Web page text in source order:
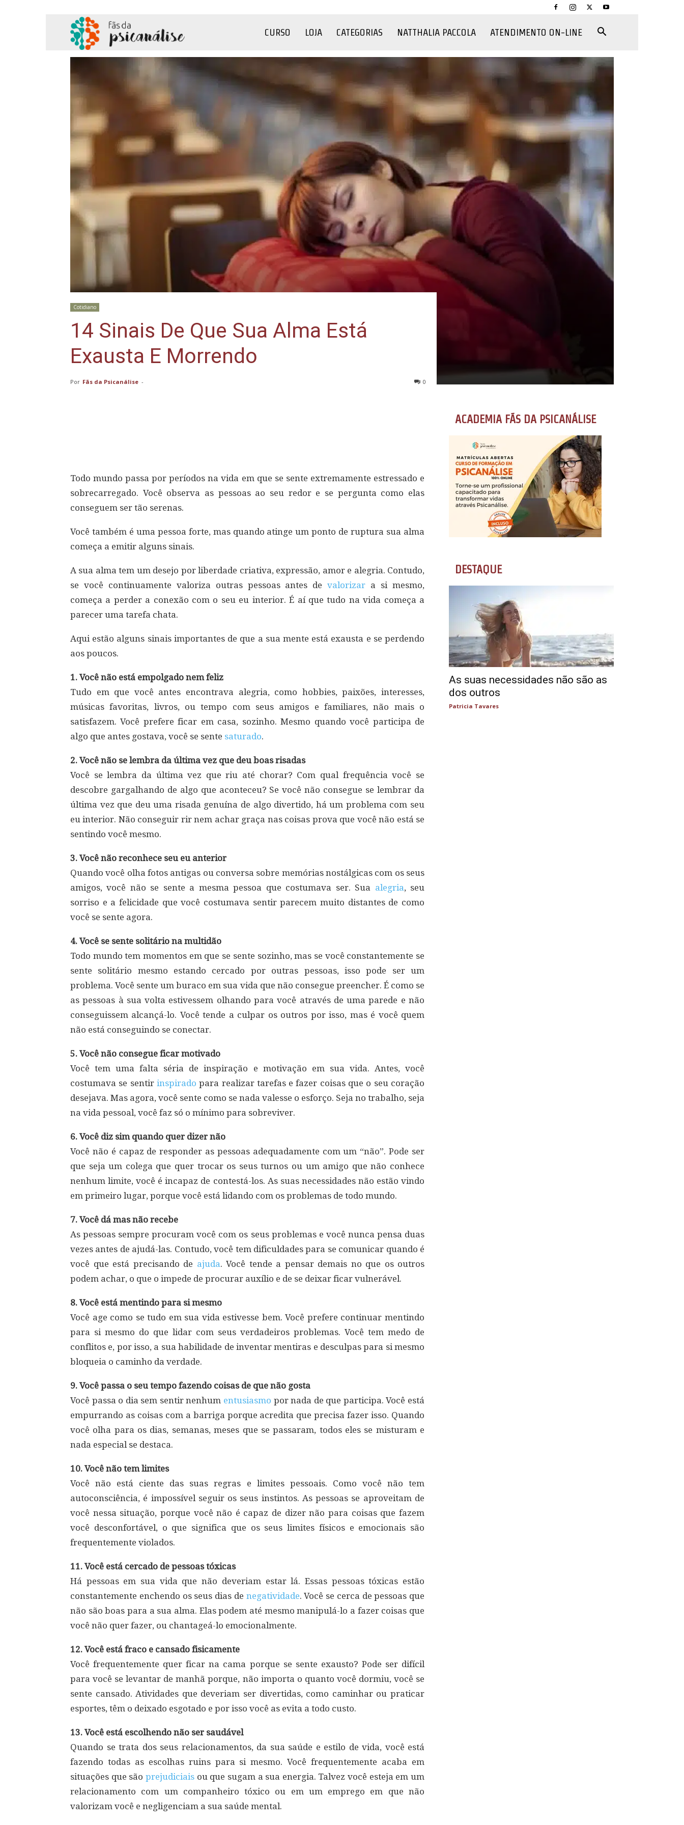
da
CURSO LOJA CATEGORIAS NATTHALIA PACCOLA ATENDIMENTO ON-LINE
Cotidiano
14 Sinais De Que Sua Alma Está
Exausta E Morrendo
Por Fãs da Psicanálise - 0
Todo mundo passa por períodos na vida em que se sente extremamente estressado e
sobrecarregado. Você observa as pessoas ao seu redor e se pergunta como elas
conseguem ser tão serenas.
Você também é uma pessoa forte, mas quando atinge um ponto de ruptura sua alma
começa a emitir alguns sinais.
A sua alma tem um desejo por liberdade criativa, expressão, amor e alegria. Contudo,
se você continuamente valoriza outras pessoas antes devalorizar a si mesmo,
começa a perder a conexão com o seu eu interior. É aí que tudo na vida começa a
parecer uma tarefa chata.
Aqui estão alguns sinais importantes de que a sua mente está exausta e se perdendo
aos poucos.
1. Você não está empolgado nem feliz
Tudo em que você antes encontrava alegria, como hobbies, paixões, interesses,
músicas favoritas, livros, ou tempo com seus amigos e familiares, não mais o
satisfazem. Você prefere ficar em casa, sozinho. Mesmo quando você participa de
algo que antes gostava, você se sente saturado.
2. Você não se lembra da última vez que deu boas risadas
Você se lembra da última vez que riu até chorar? Com qual frequência você se
descobre gargalhando de algo que aconteceu? Se você não consegue se lembrar da
última vez que deu uma risada genuína de algo divertido, há um problema com seu
eu interior. Não conseguir rir nem achar graça nas coisas prova que você não está se
sentindo você mesmo.
3. Você não reconhece seu eu anterior
Quando você olha fotos antigas ou conversa sobre memórias nostálgicas com os seus
amigos, você não se sente a mesma pessoa que costumava ser. Sua alegria, seu
sorriso e a felicidade que você costumava sentir parecem muito distantes de como
você se sente agora.
4. Você se sente solitário na multidão
Todo mundo tem momentos em que se sente sozinho, mas se você constantemente se
sente solitário mesmo estando cercado por outras pessoas, isso pode ser um
problema. Você sente um buraco em sua vida que não consegue preencher. É como se
as pessoas à sua volta estivessem olhando para você através de uma parede e não
conseguissem alcançá-lo. Você tende a culpar os outros por isso, mas é você quem
não está conseguindo se conectar.
5. Você não consegue ficar motivado
Você tem uma falta séria de inspiração e motivação em sua vida. Antes, você
costumava se sentir inspirado para realizar tarefas e fazer coisas que o seu coração
desejava. Mas agora, você sente como se nada valesse o esforço. Seja no trabalho, seja
na vida pessoal, você faz só o mínimo para sobreviver.
6. Você diz sim quando quer dizer não
Você não é capaz de responder as pessoas adequadamente com um “não”. Pode ser
que seja um colega que quer trocar os seus turnos ou um amigo que não conhece
nenhum limite, você é incapaz de contestá-los. As suas necessidades não estão vindo
em primeiro lugar, porque você está lidando com os problemas de todo mundo.
7. Você dá mas não recebe
As pessoas sempre procuram você com os seus problemas e você nunca pensa duas
vezes antes de ajudá-las. Contudo, você tem dificuldades para se comunicar quando é
você que está precisando de ajuda. Você tende a pensar demais no que os outros
podem achar, o que o impede de procurar auxílio e de se deixar ficar vulnerável.
8. Você está mentindo para si mesmo
Você age como se tudo em sua vida estivesse bem. Você prefere continuar mentindo
para si mesmo do que lidar com seus verdadeiros problemas. Você tem medo de
conflitos e, por isso, a sua habilidade de inventar mentiras e desculpas para si mesmo
bloqueia o caminho da verdade.
9. Você passa o seu tempo fazendo coisas de que não gosta
Você passa o dia sem sentir nenhum entusiasmo por nada de que participa. Você está
empurrando as coisas com a barriga porque acredita que precisa fazer isso. Quando
você olha para os dias, semanas, meses que se passaram, todos eles se misturam e
nada especial se destaca.
10. Você não tem limites
Você não está ciente das suas regras e limites pessoais. Como você não tem
autoconsciência, é impossível seguir os seus instintos. As pessoas se aproveitam de
você nessa situação, porque você não é capaz de dizer não para coisas que fazem
você desconfortável, o que significa que os seus limites físicos e emocionais são
frequentemente violados.
11. Você está cercado de pessoas tóxicas
Há pessoas em sua vida que não deveriam estar lá. Essas pessoas tóxicas estão
constantemente enchendo os seus dias de negatividade. Você se cerca de pessoas que
não são boas para a sua alma. Elas podem até mesmo manipulá-lo a fazer coisas que
você não quer fazer, ou chantageá-lo emocionalmente.
12. Você está fraco e cansado fisicamente
Você frequentemente quer ficar na cama porque se sente exausto? Pode ser difícil
para você se levantar de manhã porque, não importa o quanto você dormiu, você se
sente cansado. Atividades que deveriam ser divertidas, como caminhar ou praticar
esportes, têm o deixado esgotado e por isso você as evita a todo custo.
13. Você está escolhendo não ser saudável
Quando se trata dos seus relacionamentos, da sua saúde e estilo de vida, você está
fazendo todas as escolhas ruins para si mesmo. Você frequentemente acaba em
situações que são prejudiciaisou que sugam a sua energia. Talvez você esteja em um
relacionamento com um companheiro tóxico ou em um emprego em que não
valorizam você e negligenciam a sua saúde mental.
ACADEMIA FÃS DA PSICANÁLISE
DESTAQUE
As suas necessidades não são as
dos outros
Patricia Tavares